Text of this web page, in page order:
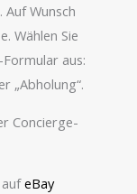
Wunsch
Wählen Sie
aus:
„Abholung“.
Concierge-
eBay